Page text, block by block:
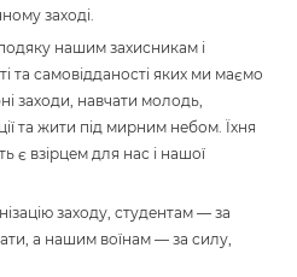
заході.
нашим захисникам і
та самовідданості яких ми маємо
заходи, навчати молодь,
та жити під мирним небом. Їхня
є взірцем для нас і нашої
заходу, студентам — за
а нашим воїнам — за силу,